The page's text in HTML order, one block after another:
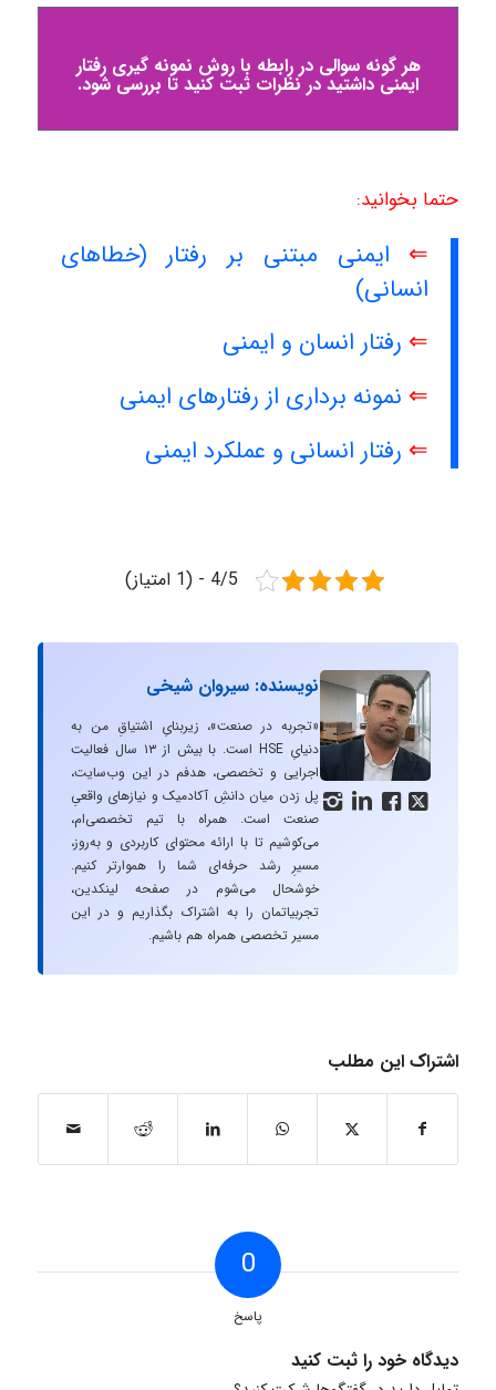
هر گونه سوالی در رابطه با روش نمونه گیری رفتار
ایمنی داشتید در نظرات ثبت کنید تا بررسی شود.
حتما بخوانید:
⇐ ایمنی مبتنی بر رفتار (خطاهای
انسانی)
⇐ رفتار انسان و ایمنی
⇐ نمونه برداری از رفتارهای ایمنی
⇐ رفتار انسانی و عملکرد ایمنی
4/5 - (1 امتیاز)
   
نویسنده: سیروان شیخی
«تجربه در صنعت»، زیربنایِ اشتیاقِ من به
دنیایِ HSE است. با بیش از ۱۳ سال فعالیت
اجرایی و تخصصی، هدفم در این وب‌سایت،
پل زدن میان دانشِ آکادمیک و نیازهای واقعیِ
صنعت است. همراه با تیم تخصصی‌ام،
می‌کوشیم تا با ارائه محتوای کاربردی و به‌روز،
مسیرِ رشد حرفه‌ای شما را هموارتر کنیم.
خوشحال می‌شوم در صفحه لینکدین،
تجربیاتمان را به اشتراک بگذاریم و در این
مسیر تخصصی همراه هم باشیم.
اشتراک این مطلب
0
پاسخ
دیدگاه خود را ثبت کنید